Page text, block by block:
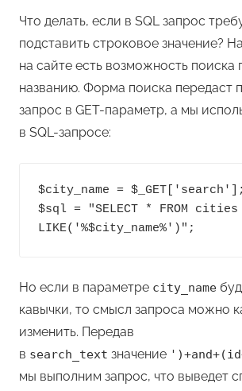
Что делать, если в SQL запрос
подставить строковое значение?
на сайте есть возможность поиска
названию. Форма поиска передаст
запрос в GET-параметр, а мы
в SQL-запросе:
$city_name = $_GET['search'];
$sql = "SELECT * FROM cities
Но если в параметре city_name
кавычки, то смысл запроса можно
изменить. Передав
в search_text значение
мы выполним запрос, что выведет